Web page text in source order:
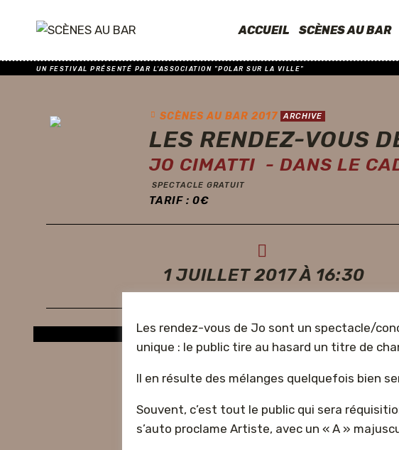
ACCUEIL SCÈNES AU BAR
UN FESTIVAL PRÉSENTÉ PAR L'ASSOCIATION "POLAR SUR LA VILLE"
SCÈNES AU BAR 2017 ARCHIVE
LES RENDEZ-VOUS
JO CIMATTI - DANS LE
SPECTACLE GRATUIT
TARIF : 0€
1 JUILLET 2017 À 16:30
Les rendez-vous de Jo sont un spectacle/
unique : le public tire au hasard un titre de
Il en résulte des mélanges quelquefois bien
Souvent, c’est tout le public qui sera
s’auto proclame Artiste, avec un « A »